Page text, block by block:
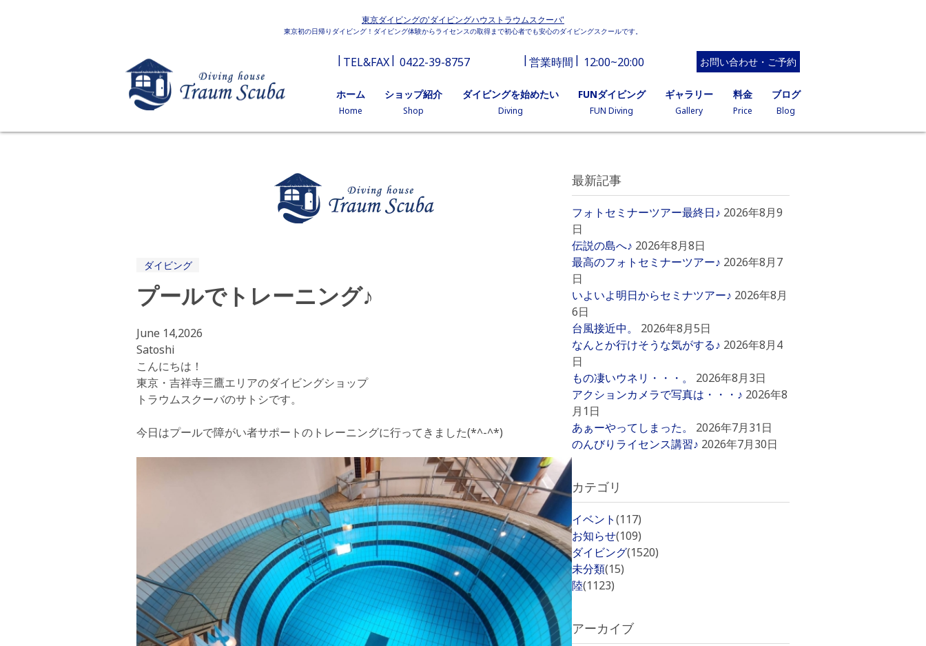
東京ダイビングの'ダイビングハウストラウムスクーバ'
東京初の日帰りダイビング！ダイビング体験からライセンスの取得まで初心者でも安心のダイビングスクールです。
TEL&FAX 0422-39-8757 営業時間 12:00~20:00 お問い合わせ・ご予約
ホーム
Home
ショップ紹介
Shop
ダイビングを始めたい
Diving
FUNダイビング
FUN Diving
ギャラリー
Gallery
料金
Price
ブログ
Blog
ダイビング
プールでトレーニング♪
June 14,2026
Satoshi
こんにちは！
東京・吉祥寺三鷹エリアのダイビングショップ
トラウムスクーバのサトシです。
今日はプールで障がい者サポートのトレーニングに行ってきました(*^-^*)
最新記事
フォトセミナーツアー最終日♪ 2026年8月9
日
伝説の島へ♪ 2026年8月8日
最高のフォトセミナーツアー♪ 2026年8月7
日
いよいよ明日からセミナツアー♪ 2026年8月
6日
台風接近中。
2026年8月5日
なんとか行けそうな気がする♪ 2026年8月4
日
もの凄いウネリ・・・。
2026年8月3日
アクションカメラで写真は・・・♪ 2026年8
月1日
あぁーやってしまった。
2026年7月31日
のんびりライセンス講習♪ 2026年7月30日
カテゴリ
イベント(117)
お知らせ(109)
ダイビング(1520)
未分類(15)
陸(1123)
アーカイブ